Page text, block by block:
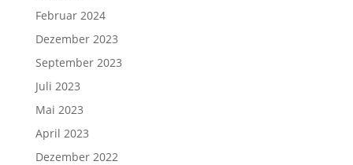
Februar 2024
Dezember 2023
September 2023
Juli 2023
Mai 2023
April 2023
Dezember 2022